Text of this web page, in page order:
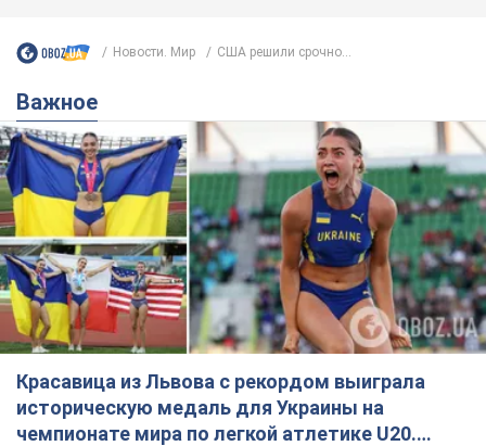
Новости. Мир США решили срочно...
Важное
Красавица из Львова с рекордом выиграла
историческую медаль для Украины на
чемпионате мира по легкой атлетике U20.